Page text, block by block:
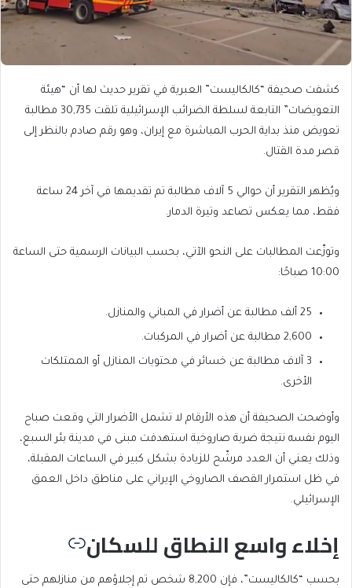
كشفت صحيفة “كالكاليست” العبرية في تقرير حديث لها أن “هيئة
التعويضات” التابعة لسلطة الضرائب الإسرائيلية تلقت 30,735 مطالبة
تعويض منذ بداية الحرب المباشرة مع إيران، وهو رقم صادم بالنظر إلى
قصر مدة القتال.
ويُظهر التقرير أن حوالي 5 آلاف مطالبة تم تقديمها في آخر 24 ساعة
فقط، مما يعكس تصاعد وتيرة الدمار.
وتوزّعت المطالبات على النحو الآتي، بحسب البيانات الرسمية حتى الساعة
10:00 صباحًا:
25 ألف مطالبة عن أضرار في المباني والمنازل.
2,600 مطالبة عن أضرار في المركبات.
3 آلاف مطالبة عن خسائر في محتويات المنازل أو الممتلكات
الأخرى.
وأوضحت الصحيفة أن هذه الأرقام لا تشمل الأضرار التي وقعت صباح
اليوم نفسه نتيجة ضربة صاروخية استهدفت مبنى في مدينة بئر السبع،
وذلك يعني أن العدد مرشّح للزيادة بشكل كبير في الساعات المقبلة،
في ظل استمرار القصف الصاروخي الإيراني على مناطق داخل العمق
الإسرائيلي.
إخلاء واسع النطاق للسكان
بحسب “كالكاليست”، فإن 8,200 شخص تم إجلاؤهم من منازلهم حتى